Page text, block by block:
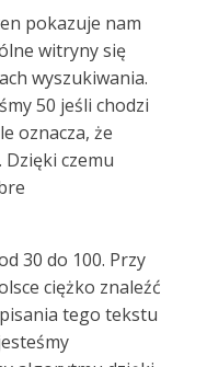
pokazuje nam
witryny się
wyszukiwania.
50 jeśli chodzi
oznacza, że
czemu
30 do 100. Przy
ciężko znaleźć
tego tekstu